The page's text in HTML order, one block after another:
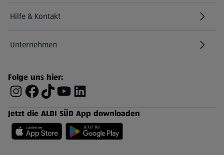
Hilfe & Kontakt
(öffnet in einem neuen Tab)
Unternehmen
Folge uns hier:
Jetzt die ALDI SÜD App downloaden